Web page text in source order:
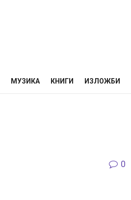
МУЗИКА КНИГИ ИЗЛОЖБИ
0